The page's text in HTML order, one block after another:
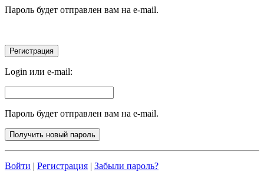
Пароль будет отправлен вам на e-mail.
Login или e-mail:
Пароль будет отправлен вам на e-mail.
Войти | Регистрация | Забыли пароль?